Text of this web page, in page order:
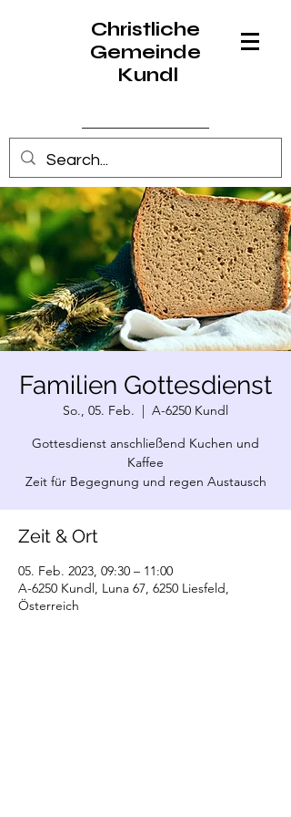
Christliche
Gemeinde
Kundl
Anmelden
Familien Gottesdienst
So., 05. Feb.
  |
A-6250 Kundl
Gottesdienst anschließend Kuchen und
Kaffee
Zeit für Begegnung und regen Austausch
Zeit & Ort
05. Feb. 2023, 09:30 – 11:00
A-6250 Kundl, Luna 67, 6250 Liesfeld,
Österreich